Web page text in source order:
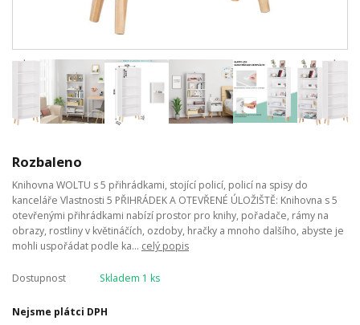
Rozbaleno
Knihovna WOLTU s 5 přihrádkami, stojící policí, policí na spisy do
kanceláře Vlastnosti 5 PŘIHRÁDEK A OTEVŘENÉ ÚLOŽIŠTĚ: Knihovna s 5
otevřenými přihrádkami nabízí prostor pro knihy, pořadače, rámy na
obrazy, rostliny v květináčích, ozdoby, hračky a mnoho dalšího, abyste je
mohli uspořádat podle ka... celý popis
Dostupnost Skladem 1 ks
Nejsme plátci DPH